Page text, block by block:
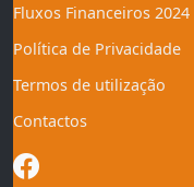
Fluxos Financeiros 2024
Política de Privacidade
Termos de utilização
Contactos